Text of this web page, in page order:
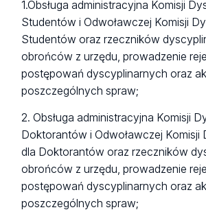
1.Obsługa administracyjna Komisji
Studentów i Odwoławczej Komisji
Studentów oraz rzeczników
obrońców z urzędu, prowadzenie
postępowań dyscyplinarnych oraz
poszczególnych spraw;
2. Obsługa administracyjna Komisji
Doktorantów i Odwoławczej Komisji
dla Doktorantów oraz rzeczników
obrońców z urzędu, prowadzenie
postępowań dyscyplinarnych oraz
poszczególnych spraw;